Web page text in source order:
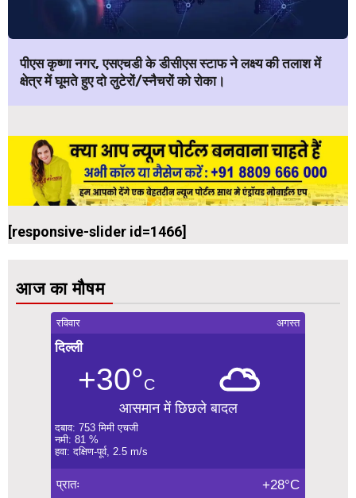
पीएस कृष्णा नगर, एसएचडी के डीसीएस स्टाफ ने लक्ष्य की तलाश में
क्षेत्र में घूमते हुए दो लुटेरों/स्नैचरों को रोका।
[responsive-slider id=1466]
आज का मौषम
रविवार अगस्त
दिल्ली
+30°C
आसमान में छिछले बादल
दबाव: 753 मिमी एचजी
नमी: 81 %
हवा: दक्षिण-पूर्व, 2.5 m/s
प्रातः +28°C